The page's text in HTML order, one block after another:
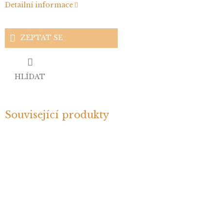
Detailní informace
ZEPTAT SE
HLÍDAT
Související produkty